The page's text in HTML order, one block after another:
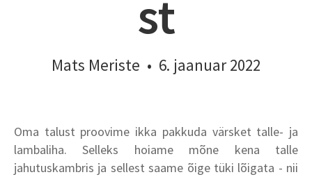
st
Mats Meriste • 6. jaanuar 2022
Oma talust proovime ikka pakkuda värsket talle- ja
lambaliha. Selleks hoiame mõne kena talle
jahutuskambris ja sellest saame õige tüki lõigata - nii